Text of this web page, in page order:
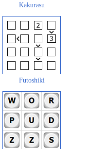
Kakurasu
Futoshiki